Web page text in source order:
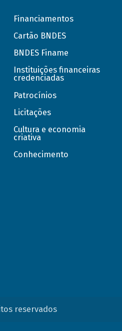
Financiamentos
Cartão BNDES
BNDES Finame
Instituições financeiras
credenciadas
Patrocínios
Licitações
Cultura e economia
criativa
Conhecimento
reservados